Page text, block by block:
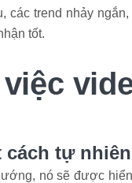
các trend nhảy
tốt.
tự
nó sẽ được hiển